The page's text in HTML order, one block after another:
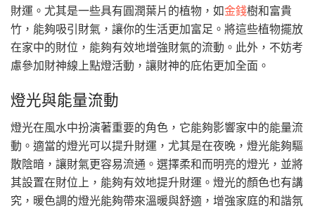
財運。尤其是一些具有圓潤葉片的植物，如金錢樹和富貴
竹，能夠吸引財氣，讓你的生活更加富足。將這些植物擺放
在家中的財位，能夠有效地增強財氣的流動。此外，不妨考
慮參加財神線上點燈活動，讓財神的庇佑更加全面。
燈光與能量流動
燈光在風水中扮演著重要的角色，它能夠影響家中的能量流
動。適當的燈光可以提升財運，尤其是在夜晚，燈光能夠驅
散陰暗，讓財氣更容易流通。選擇柔和而明亮的燈光，並將
其設置在財位上，能夠有效地提升財運。燈光的顏色也有講
究，暖色調的燈光能夠帶來溫暖與舒適，增強家庭的和諧氛